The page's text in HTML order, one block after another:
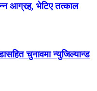
आग्रह, भेटिए तत्काल
चुनावमा न्युजिल्यान्ड